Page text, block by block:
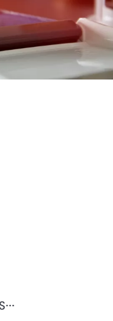
Environmental Legislation Statement Letter